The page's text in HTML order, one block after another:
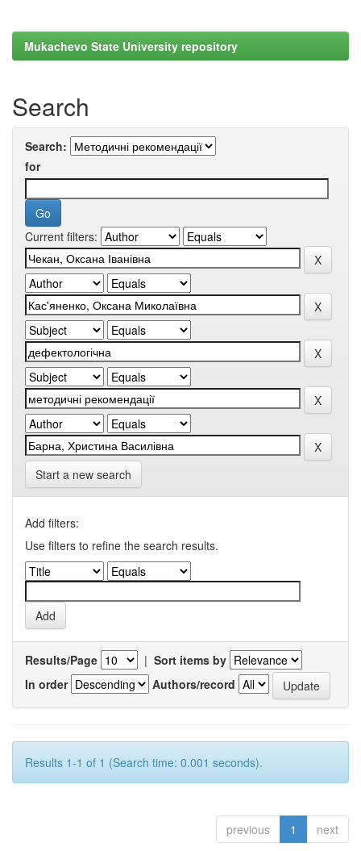
Mukachevo State University repository
Search
Search:
for
Current filters:
Start a new search
Add filters:
Use filters to refine the search results.
Results/Page | Sort items by
In order
Authors/record
Results 1-1 of 1 (Search time: 0.001 seconds).
previous 1 next